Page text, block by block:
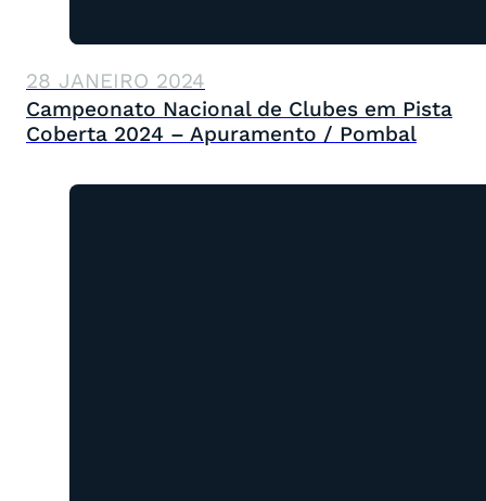
28 JANEIRO 2024
Campeonato Nacional de Clubes em Pista
Coberta 2024 – Apuramento / Pombal